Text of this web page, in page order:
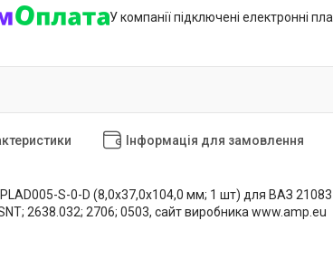
У компанії підключені електронні
Інформація для замовлення
S-0-D (8,0х37,0х104,0 мм; 1 шт) для ВАЗ
2638.032; 2706; 0503, сайт виробника www.amp.eu